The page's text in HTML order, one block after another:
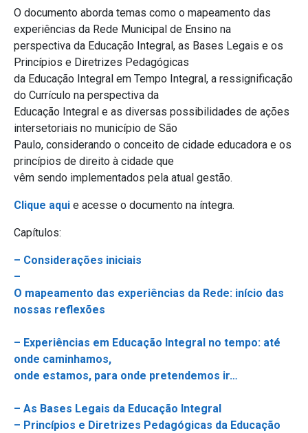
O documento aborda temas como o mapeamento das
experiências da Rede Municipal de Ensino na
perspectiva da Educação Integral, as Bases Legais e os
Princípios e Diretrizes Pedagógicas
da Educação Integral em Tempo Integral, a ressignificação
do Currículo na perspectiva da
Educação Integral e as diversas possibilidades de ações
intersetoriais no município de São
Paulo, considerando o conceito de cidade educadora e os
princípios de direito à cidade que
vêm sendo implementados pela atual gestão.
Clique aqui e acesse o documento na íntegra.
Capítulos:
– Considerações iniciais
–
O mapeamento das experiências da Rede: início das
nossas reflexões
– Experiências em Educação Integral no tempo: até
onde caminhamos,
onde estamos, para onde pretendemos ir…
– As Bases Legais da Educação Integral
– Princípios e Diretrizes Pedagógicas da Educação